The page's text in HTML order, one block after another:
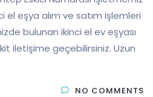
el eşya alım ve satım işlemleri
bulunan ikinci el ev eşyası
iletişime geçebilirsiniz. Uzun
NO COMMENTS